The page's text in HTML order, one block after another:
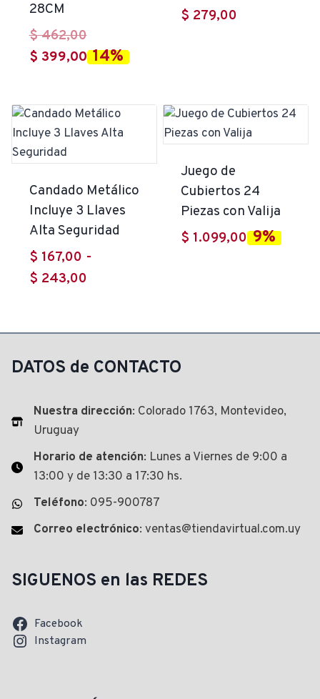
28CM
$462,00El
precio
$ 462,00.
$ 399,00El
es:
$ 399,00.
14%
$ 279,00
Candado Metálico
Incluye 3 Llaves
Alta Seguridad
$ 167,00 -
$ 243,00Rango
$ 167,00
$ 243,00
Juego de
Cubiertos 24
Piezas con Valija
$ 1.099,00 9%
DATOS de CONTACTO
Nuestra dirección: Colorado 1763, Montevideo,
Uruguay
Horario de atención: Lunes a Viernes de 9:00 a
13:00 y de 13:30 a 17:30 hs.
Teléfono: 095-900787
Correo electrónico: ventas@tiendavirtual.com.uy
SIGUENOS en las REDES
Facebook
Instagram